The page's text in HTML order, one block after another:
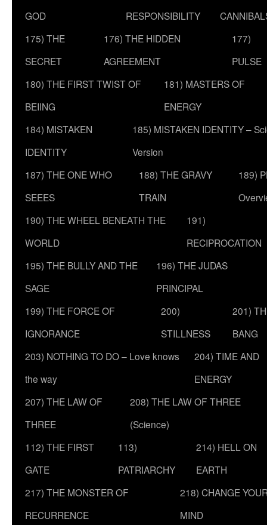
GOD
RESPONSIBILITY
175) THE
SECRET
176) THE HIDDEN
AGREEMENT
177)
PULSE
180) THE FIRST TWIST OF
BEIING
181) MASTERS OF
ENERGY
184) MISTAKEN
IDENTITY
185) MISTAKEN IDENTITY –
Version
187) THE ONE WHO
SEEES
188) THE GRAVY
TRAIN
189)
190) THE WHEEL BENEATH THE
WORLD
191)
RECIPROCATION
195) THE BULLY AND THE
SAGE
196) THE JUDAS
PRINCIPAL
199) THE FORCE OF
IGNORANCE
200)
STILLNESS
201)
BANG
203) NOTHING TO DO – Love knows
the way
204) TIME AND
ENERGY
207) THE LAW OF
THREE
208) THE LAW OF THREE
(Science)
112) THE FIRST
GATE
113)
PATRIARCHY
214) HELL ON
EARTH
217) THE MONSTER OF
RECURRENCE
218) CHANGE
MIND